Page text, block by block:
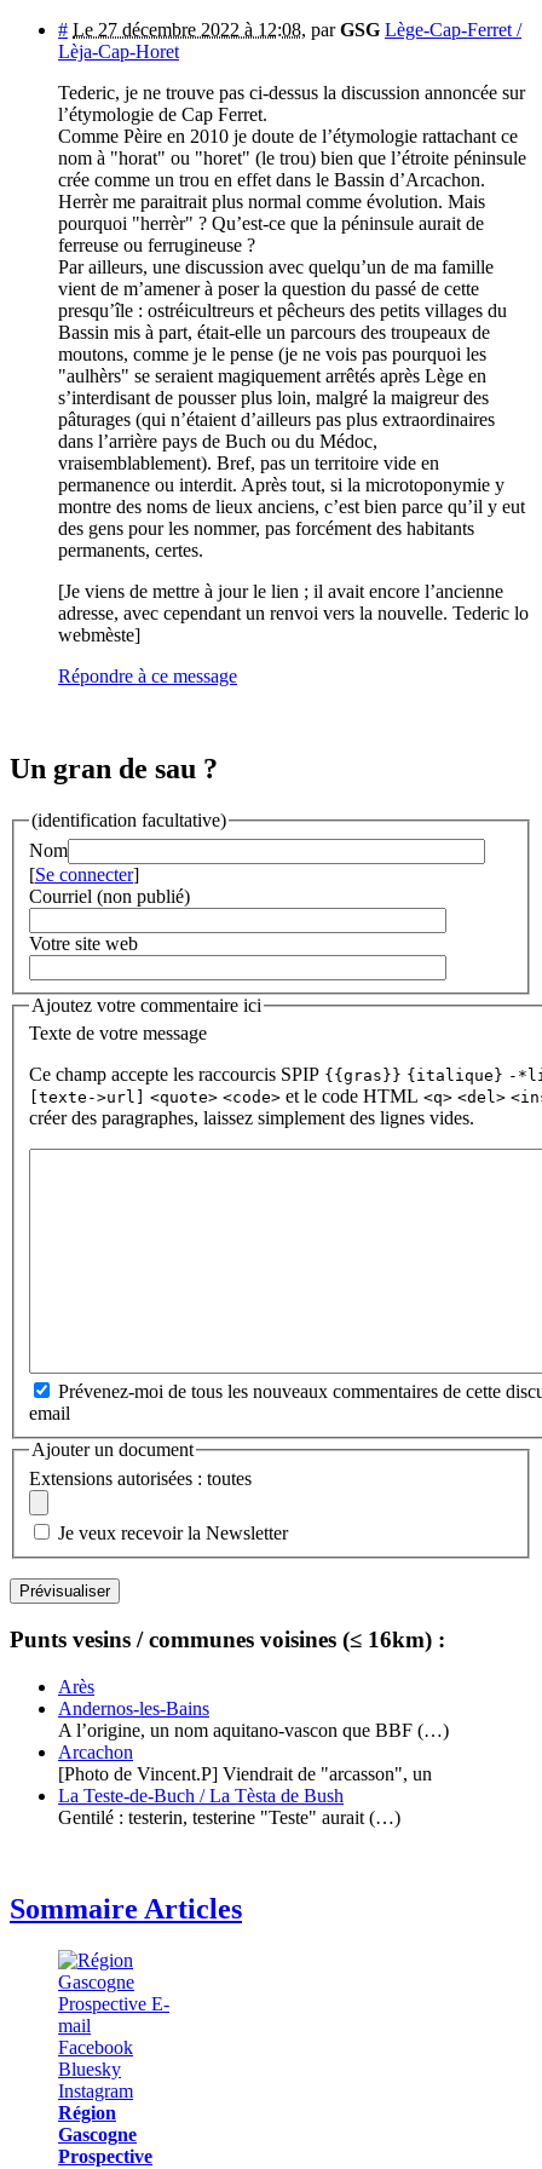
# Le 27 décembre 2022 à 12:08, parGSG Lège-Cap-Ferret /
Lèja-Cap-Horet
Tederic, je ne trouve pas ci-dessus la discussion annoncée sur
l’étymologie de Cap Ferret.
Comme Pèire en 2010 je doute de l’étymologie rattachant ce
nom à "horat" ou "horet" (le trou) bien que l’étroite péninsule
crée comme un trou en effet dans le Bassin d’Arcachon.
Herrèr me paraitrait plus normal comme évolution. Mais
pourquoi "herrèr" ? Qu’est-ce que la péninsule aurait de
ferreuse ou ferrugineuse ?
Par ailleurs, une discussion avec quelqu’un de ma famille
vient de m’amener à poser la question du passé de cette
presqu’île : ostréicultreurs et pêcheurs des petits villages du
Bassin mis à part, était-elle un parcours des troupeaux de
moutons, comme je le pense (je ne vois pas pourquoi les
"aulhèrs" se seraient magiquement arrêtés après Lège en
s’interdisant de pousser plus loin, malgré la maigreur des
pâturages (qui n’étaient d’ailleurs pas plus extraordinaires
dans l’arrière pays de Buch ou du Médoc,
vraisemblablement). Bref, pas un territoire vide en
permanence ou interdit. Après tout, si la microtoponymie y
montre des noms de lieux anciens, c’est bien parce qu’il y eut
des gens pour les nommer, pas forcément des habitants
permanents, certes.
[Je viens de mettre à jour le lien ; il avait encore l’ancienne
adresse, avec cependant un renvoi vers la nouvelle. Tederic lo
webmèste]
Répondre à ce message
Un gran de sau ?
(identification facultative)
Nom
[Se connecter]
Courriel (non publié)
Votre site web
Ajoutez votre commentaire ici
Texte de votre message
Ce champ accepte les raccourcis SPIP {{gras}} {italique} -
[texte->url]
<quote> <code> et le code HTML <q> <del>
créer des paragraphes, laissez simplement des lignes vides.
Prévenez-moi de tous les nouveaux commentaires de cette
email
Ajouter un document
Extensions autorisées : toutes
Je veux recevoir la Newsletter
Punts vesins / communes voisines (≤ 16km) :
Arès
Andernos-les-Bains
A l’origine, un nom aquitano-vascon que BBF (…)
Arcachon
[Photo de Vincent.P] Viendrait de "arcasson", un
La Teste-de-Buch / La Tèsta de Bush
Gentilé : testerin, testerine "Teste" aurait (…)
Sommaire Articles
Région
Gascogne
Prospective